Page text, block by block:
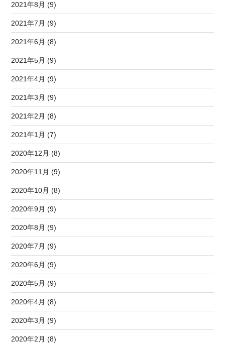
2021年8月 (9)
2021年7月 (9)
2021年6月 (8)
2021年5月 (9)
2021年4月 (9)
2021年3月 (9)
2021年2月 (8)
2021年1月 (7)
2020年12月 (8)
2020年11月 (9)
2020年10月 (8)
2020年9月 (9)
2020年8月 (9)
2020年7月 (9)
2020年6月 (9)
2020年5月 (9)
2020年4月 (8)
2020年3月 (9)
2020年2月 (8)